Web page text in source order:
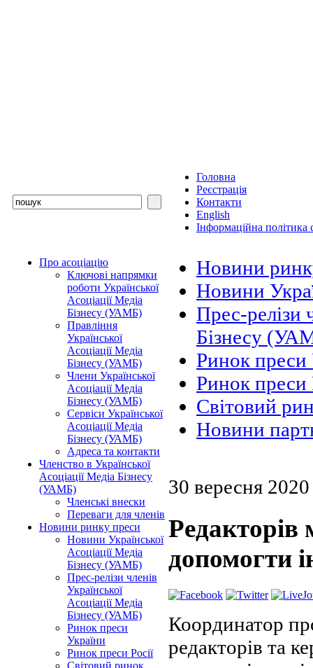
Головна
Реєстрація
Контакти
English
Інформаційна політика
Про асоціацію
Ключові напрямки
роботи Української
Асоціації Медіа
Бізнесу (УАМБ)
Правління
Української
Асоціації Медіа
Бізнесу (УАМБ)
Члени Української
Асоціації Медіа
Бізнесу (УАМБ)
Сервіси Української
Асоціації Медіа
Бізнесу (УАМБ)
Адреса та контакти
Членство в Української
Асоціації Медіа Бізнесу
(УАМБ)
Членські внески
Переваги для членів
Новини ринку преси
Новини Української
Асоціації Медіа
Бізнесу (УАМБ)
Прес-релізи членів
Української
Асоціації Медіа
Бізнесу (УАМБ)
Ринок преси
України
Ринок преси Росії
Світовий ринок
Новини
Новини
Прес-релізи
Бізнесу
Ринок преси
Ринок преси
Світовий
Новини
30 вересня 2020
Редакторів
допомогти
Координатор
редакторів та